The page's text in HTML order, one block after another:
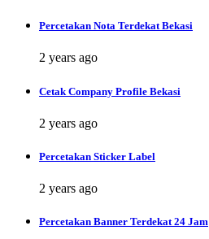
Percetakan Nota Terdekat Bekasi
2 years ago
Cetak Company Profile Bekasi
2 years ago
Percetakan Sticker Label
2 years ago
Percetakan Banner Terdekat 24 Jam